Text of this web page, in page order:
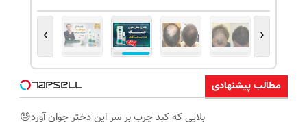
‹
›
مطالب پیشنهادی
بلایی که کبد چرب بر سر این دختر جوان آورد😓